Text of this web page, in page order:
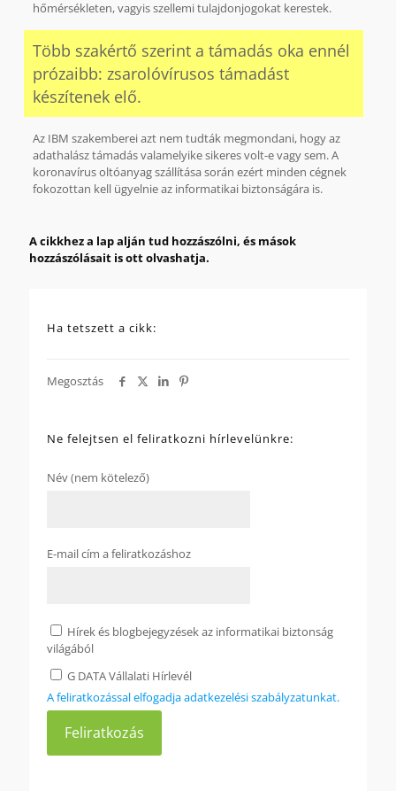
hőmérsékleten, vagyis szellemi tulajdonjogokat kerestek.
Több szakértő szerint a támadás oka ennél
prózaibb: zsarolóvírusos támadást
készítenek elő.
Az IBM szakemberei azt nem tudták megmondani, hogy az
adathalász támadás valamelyike sikeres volt-e vagy sem. A
koronavírus oltóanyag szállítása során ezért minden cégnek
fokozottan kell ügyelnie az informatikai biztonságára is.
A cikkhez a lap alján tud hozzászólni, és mások
hozzászólásait is ott olvashatja.
Ha tetszett a cikk:
Megosztás
Ne felejtsen el feliratkozni hírlevelünkre:
Név (nem kötelező)
E-mail cím a feliratkozáshoz
Hírek és blogbejegyzések az informatikai biztonság
világából
G DATA Vállalati Hírlevél
A feliratkozással elfogadja adatkezelési szabályzatunkat.